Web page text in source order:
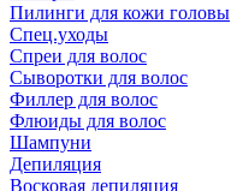
Пилинги для кожи головы
Спец.уходы
Спреи для волос
Сыворотки для волос
Филлер для волос
Флюиды для волос
Шампуни
Депиляция
Восковая депиляция